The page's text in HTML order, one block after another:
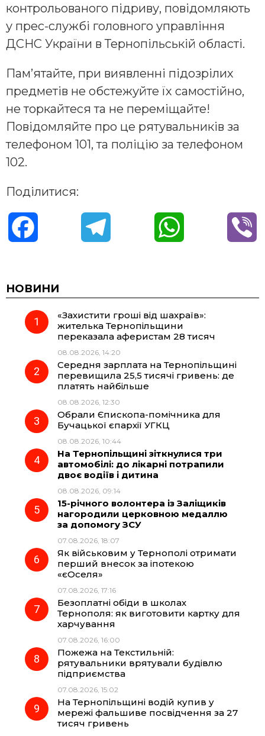
контрольованого підриву, повідомляють
у прес-службі головного управління
ДСНС України в Тернопільській області.
Пам’ятайте, при виявленні підозрілих
предметів не обстежуйте їх самостійно,
не торкайтеся та не переміщайте!
Повідомляйте про це рятувальників за
телефоном 101, та поліцію за телефоном
102.
Поділитися:
c
e
o
k
e
r
a
t
A
НОВИНИ
«Захистити гроші від шахраїв»:
жителька Тернопільщини
переказала аферистам 28 тисяч
08.08.2026, 14:20
Середня зарплата на Тернопільщині
перевищила 25,5 тисячі гривень: де
платять найбільше
08.08.2026, 12:30
Обрали Єпископа-помічника для
Бучацької єпархії УГКЦ
08.08.2026, 10:44
На Тернопільщині зіткнулися три
автомобілі: до лікарні потрапили
двоє водіїв і дитина
08.08.2026, 09:14
15-річного волонтера із Заліщиків
нагородили церковною медаллю
за допомогу ЗСУ
07.08.2026, 18:07
Як військовим у Тернополі отримати
перший внесок за іпотекою
«єОселя»
07.08.2026, 17:16
Безоплатні обіди в школах
Тернополя: як виготовити картку для
харчування
07.08.2026, 16:00
Пожежа на Текстильній:
рятувальники врятували будівлю
підприємства
07.08.2026, 15:02
На Тернопільщині водій купив у
мережі фальшиве посвідчення за 27
тисяч гривень